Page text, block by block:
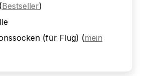
(Bestseller)
(für Flug) (mein